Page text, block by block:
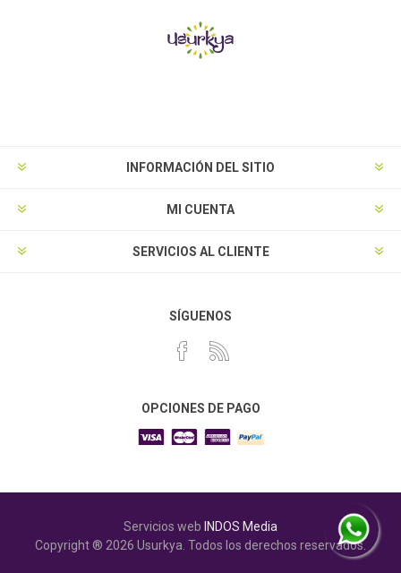
INFORMACIÓN DEL SITIO
MI CUENTA
SERVICIOS AL CLIENTE
SÍGUENOS
OPCIONES DE PAGO
Servicios web INDOS Media
Copyright ® 2026 Usurkya. Todos los derechos reservados.